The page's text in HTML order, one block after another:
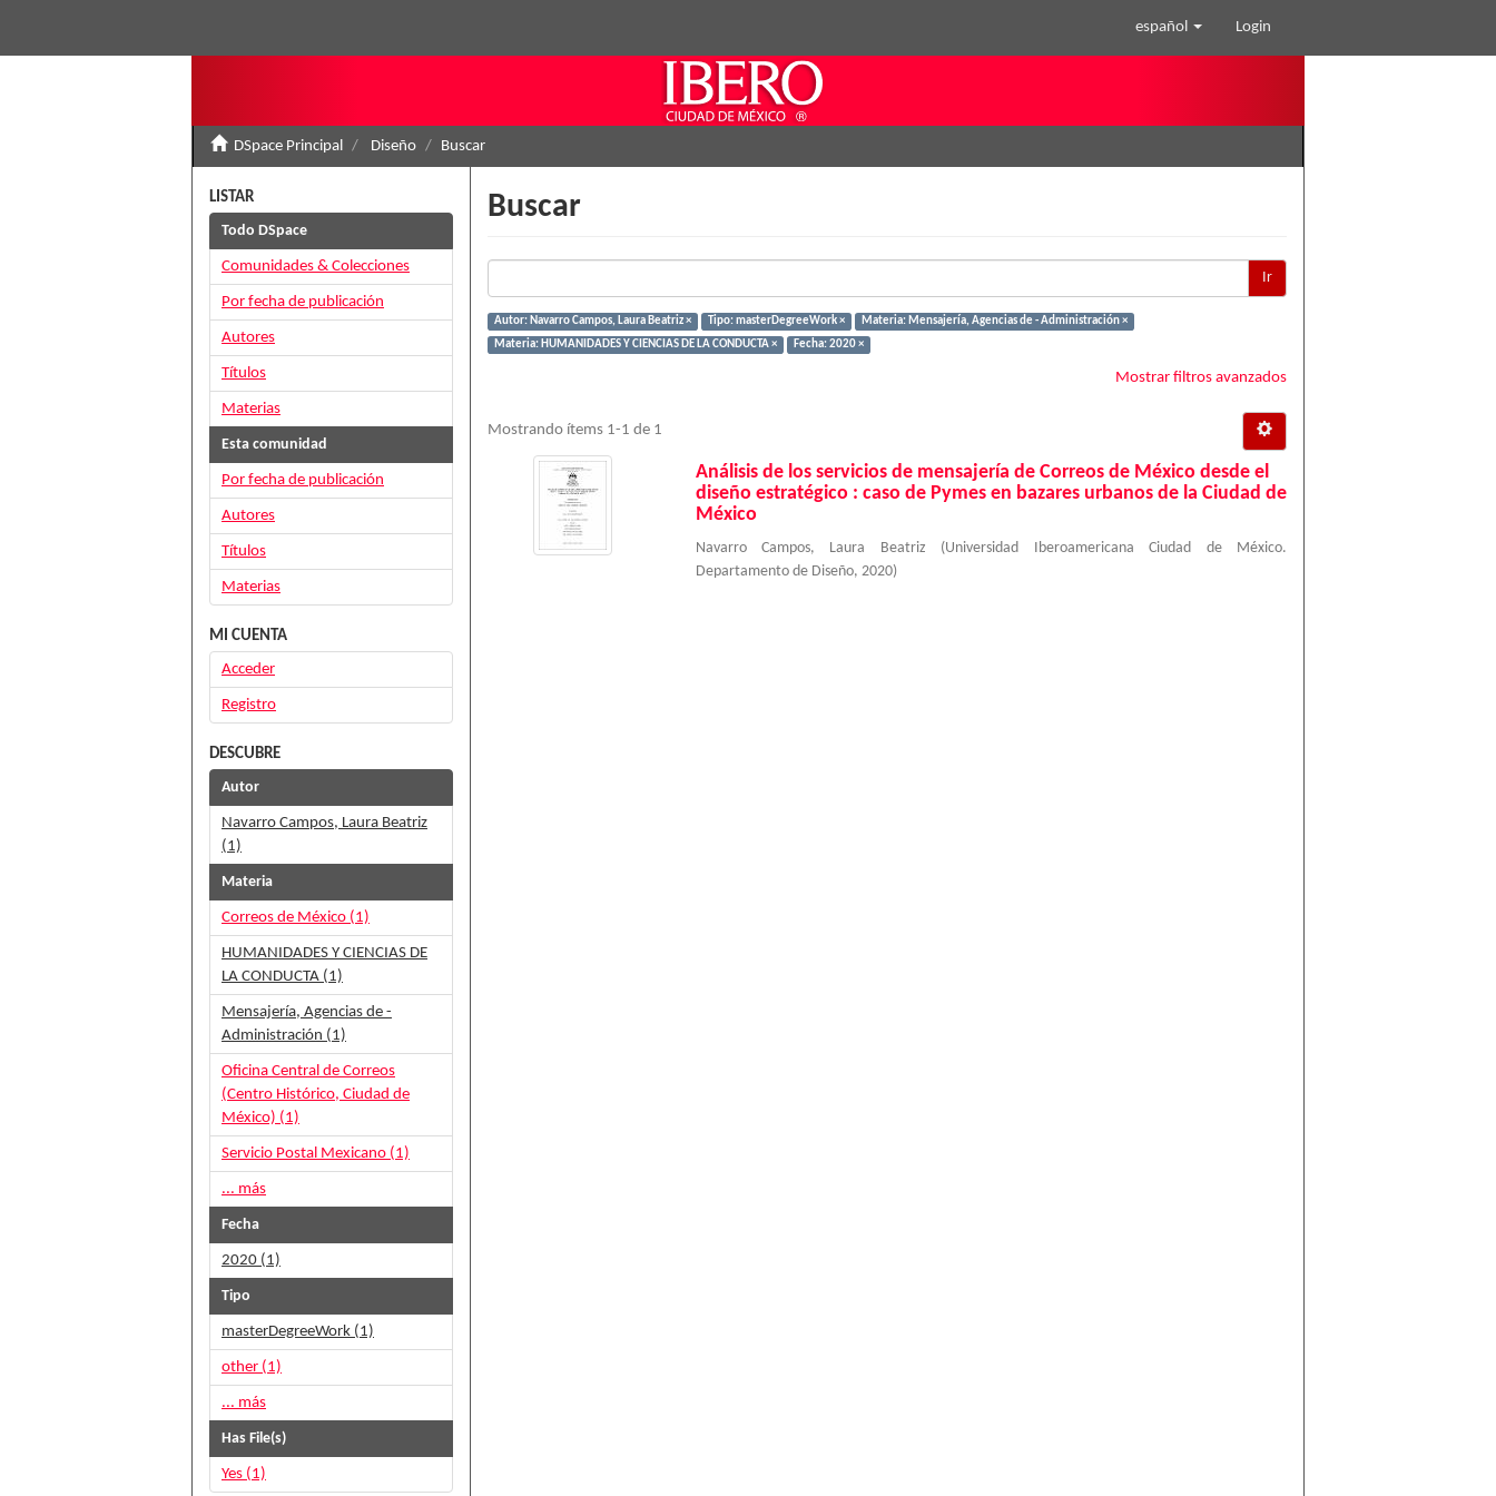
español Login
DSpace Principal Diseño Buscar
Buscar
Ir
Autor: Navarro Campos, Laura Beatriz × Tipo: masterDegreeWork ×
Materia: Mensajería, Agencias de - Administración ×
Materia: HUMANIDADES Y CIENCIAS DE LA CONDUCTA ×
Fecha: 2020 ×
Mostrar filtros avanzados
Mostrando ítems 1-1 de 1
Análisis de los servicios de mensajería de Correos de México desde el
diseño estratégico : caso de Pymes en bazares urbanos de la Ciudad de
México
Navarro Campos, Laura Beatriz (Universidad Iberoamericana Ciudad de México.
Departamento de Diseño, 2020)
LISTAR
Todo DSpace
Comunidades & Colecciones
Por fecha de publicación
Autores
Títulos
Materias
Esta comunidad
Por fecha de publicación
Autores
Títulos
Materias
MI CUENTA
Acceder
Registro
DESCUBRE
Autor
Navarro Campos, Laura Beatriz
(1)
Materia
Correos de México (1)
HUMANIDADES Y CIENCIAS DE
LA CONDUCTA (1)
Mensajería, Agencias de -
Administración (1)
Oficina Central de Correos
(Centro Histórico, Ciudad de
México) (1)
Servicio Postal Mexicano (1)
... más
Fecha
2020 (1)
Tipo
masterDegreeWork (1)
other (1)
... más
Has File(s)
Yes (1)